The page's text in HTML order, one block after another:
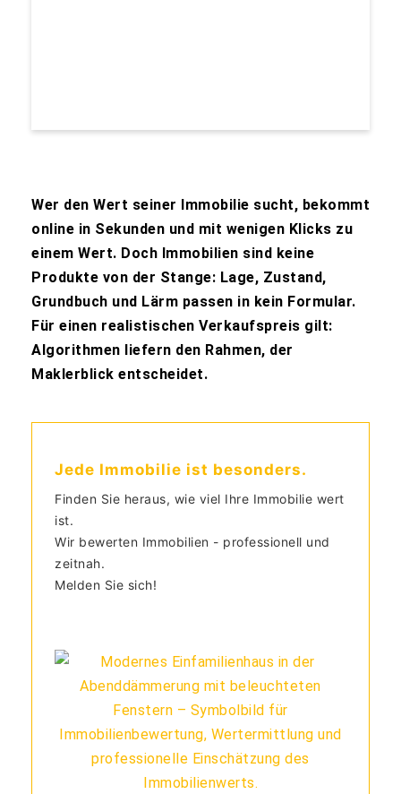
Wer den Wert seiner Immobilie sucht, bekommt
online in Sekunden und mit wenigen Klicks zu
einem Wert. Doch Immobilien sind keine
Produkte von der Stange: Lage, Zustand,
Grundbuch und Lärm passen in kein Formular.
Für einen realistischen Verkaufspreis gilt:
Algorithmen liefern den Rahmen, der
Maklerblick entscheidet.
Jede Immobilie ist besonders.
Finden Sie heraus, wie viel Ihre Immobilie wert
ist.
Wir bewerten Immobilien - professionell und
zeitnah.
Melden Sie sich!